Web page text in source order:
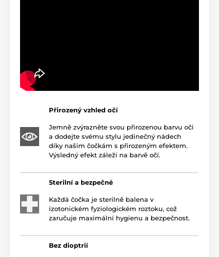
Přirozený vzhled očí
Jemně zvýrazněte svou přirozenou barvu očí
a dodejte svému stylu jedinečný nádech
díky našim čočkám s přirozeným efektem.
Výsledný efekt záleží na barvě očí.
Sterilní a bezpečné
Každá čočka je sterilně balena v
izotonickém fyziologickém roztoku, což
zaručuje maximální hygienu a bezpečnost.
Bez dioptrií